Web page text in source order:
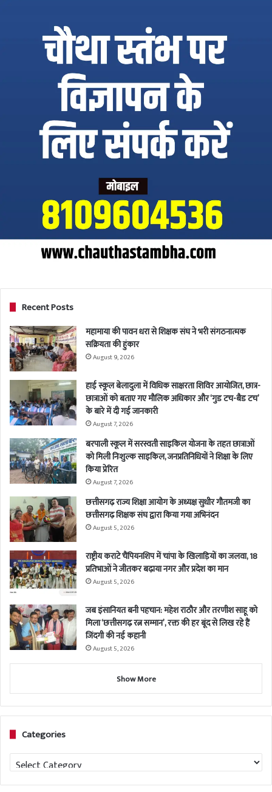
Recent Posts
महामाया की पावन धरा से शिक्षक संघ ने भरी संगठनात्मक
सक्रियता की हुंकार
August 9, 2026
हाई स्कूल बेलादुला में विधिक साक्षरता शिविर आयोजित, छात्र-
छात्राओं को बताए गए मौलिक अधिकार और ‘गुड टच-बैड टच’
के बारे में दी गई जानकारी
August 7, 2026
बरपाली स्कूल में सरस्वती साइकिल योजना के तहत छात्राओं
को मिली निःशुल्क साइकिल, जनप्रतिनिधियों ने शिक्षा के लिए
किया प्रेरित
August 7, 2026
छत्तीसगढ़ राज्य शिक्षा आयोग के अध्यक्ष सुधीर गौतमजी का
छत्तीसगढ़ शिक्षक संघ द्वारा किया गया अभिनंदन
August 5, 2026
राष्ट्रीय कराटे चैंपियनशिप में चांपा के खिलाड़ियों का जलवा, 18
प्रतिभाओं ने जीतकर बढ़ाया नगर और प्रदेश का मान
August 5, 2026
जब इंसानियत बनी पहचान: महेश राठौर और तरणीश साहू को
मिला ‘छत्तीसगढ़ रत्न सम्मान’, रक्त की हर बूंद से लिख रहे हैं
जिंदगी की नई कहानी
August 5, 2026
Show More
Categories
Categories